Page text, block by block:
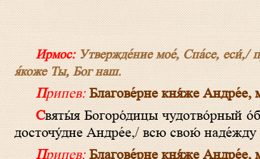
Ирмос:Утвержде́ние мое́, Спа́се, еси́,/
я́коже Ты, Бог наш.
Припев: Благове́рне кня́же Андре́е,
Святы́я Богоро́дицы чудотво́рный о́браз/ я́ко непобеди́мое ору́жие на враги́ и покро́в тверде́йший во бра́нех име́л еси́,
досточу́дне Андре́е,/ всю свою́ наде́жду
Припев: Благове́рне кня́же Андре́е,